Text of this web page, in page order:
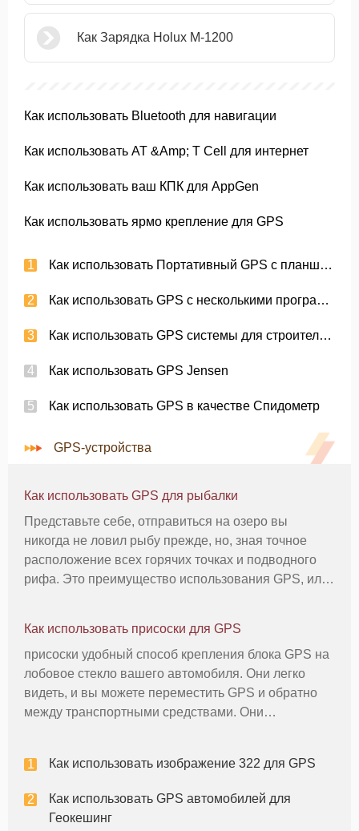
Как Зарядка Holux M-1200
Как использовать Bluetooth для навигации
Как использовать AT &Amp; T Cell для интернет
Как использовать ваш КПК для AppGen
Как использовать ярмо крепление для GPS
Как использовать Портативный GPS с планшетом
Как использовать GPS с несколькими программного обеспечения на только
Как использовать GPS системы для строительства макета сайта
Как использовать GPS Jensen
Как использовать GPS в качестве Спидометр
GPS-устройства
Как использовать GPS для рыбалки
Представьте себе, отправиться на озеро вы
никогда не ловил рыбу прежде, но, зная точное
расположение всех горячих точках и подводного
рифа. Это преимущество использования GPS, или
Земли орбитальных спутников, чт
Как использовать присоски для GPS
присоски удобный способ крепления блока GPS на
лобовое стекло вашего автомобиля. Они легко
видеть, и вы можете переместить GPS и обратно
между транспортными средствами. Они
стекла. Если вы не установите присоск
Как использовать изображение 322 для GPS
Как использовать GPS автомобилей для
Геокешинг